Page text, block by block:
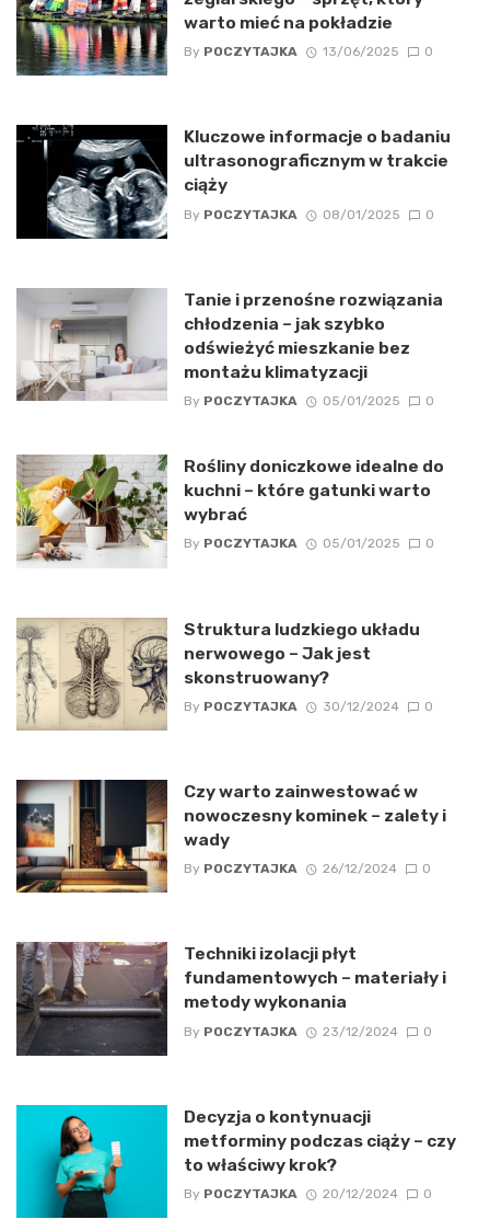
warto mieć na pokładzie
By POCZYTAJKA 13/06/2025 0
Kluczowe informacje o badaniu
ultrasonograficznym w trakcie
ciąży
By POCZYTAJKA 08/01/2025 0
Tanie i przenośne rozwiązania
chłodzenia – jak szybko
odświeżyć mieszkanie bez
montażu klimatyzacji
By POCZYTAJKA 05/01/2025 0
Rośliny doniczkowe idealne do
kuchni – które gatunki warto
wybrać
By POCZYTAJKA 05/01/2025 0
Struktura ludzkiego układu
nerwowego – Jak jest
skonstruowany?
By POCZYTAJKA 30/12/2024 0
Czy warto zainwestować w
nowoczesny kominek – zalety i
wady
By POCZYTAJKA 26/12/2024 0
Techniki izolacji płyt
fundamentowych – materiały i
metody wykonania
By POCZYTAJKA 23/12/2024 0
Decyzja o kontynuacji
metforminy podczas ciąży – czy
to właściwy krok?
By POCZYTAJKA 20/12/2024 0